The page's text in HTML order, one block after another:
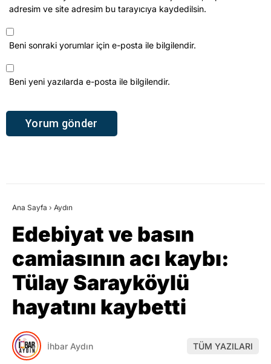
adresim ve site adresim bu tarayıcıya kaydedilsin.
Beni sonraki yorumlar için e-posta ile bilgilendir.
Beni yeni yazılarda e-posta ile bilgilendir.
Ana Sayfa › Aydın
Edebiyat ve basın
camiasının acı kaybı:
Tülay Sarayköylü
hayatını kaybetti
İhbar Aydın TÜM YAZILARI